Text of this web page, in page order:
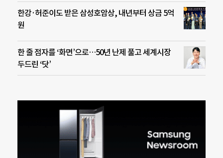
한강·허준이도 받은 삼성호암상, 내년부터 상금 5억
원
한 줄 점자를 ‘화면’으로…50년 난제 풀고 세계시장
두드린 ‘닷’